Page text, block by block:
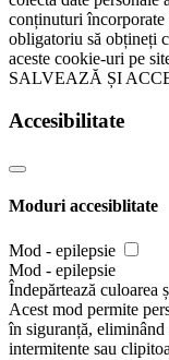
conținuturi încorporate
obligatoriu să obțineți
aceste cookie-uri pe
SALVEAZĂ ȘI
Accesibilitate
Moduri accesiblitate
Mod - epilepsie
Mod - epilepsie
Îndepărtează culoarea
Acest mod permite
în siguranță,
intermitente sau